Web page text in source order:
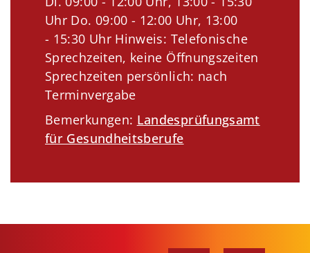
Uhr Do. 09:00 - 12:00 Uhr, 13:00
- 15:30 Uhr Hinweis: Telefonische
Sprechzeiten, keine Öffnungszeiten
Sprechzeiten persönlich: nach
Terminvergabe
Bemerkungen: Landesprüfungsamt
für Gesundheitsberufe